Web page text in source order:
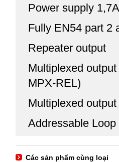
Power supply
Fully EN54 part 2
Repeater output
Multiplexed
MPX-REL)
Multiplexed
Addressable
Các sản phẩm cùng loại